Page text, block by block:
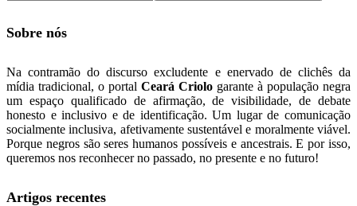
Sobre nós
Na contramão do discurso excludente e enervado de clichês da
mídia tradicional, o portal Ceará Criolo garante à população negra
um espaço qualificado de afirmação, de visibilidade, de debate
honesto e inclusivo e de identificação. Um lugar de comunicação
socialmente inclusiva, afetivamente sustentável e moralmente viável.
Porque negros são seres humanos possíveis e ancestrais. E por isso,
queremos nos reconhecer no passado, no presente e no futuro!
Artigos recentes